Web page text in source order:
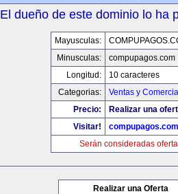
El dueño de este dominio lo ha
Mayusculas:
Minusculas:
compupagos.com
Longitud:
10 caracteres
Categorias:
Ventas y
Precio:
Realizar una
Visitar!
compupagos.com
Serán consideradas
Realizar una Oferta